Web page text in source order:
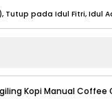
Tutup pada Idul Fitri
- 17:00) Selengkapnya
Kopi Manual Coffee